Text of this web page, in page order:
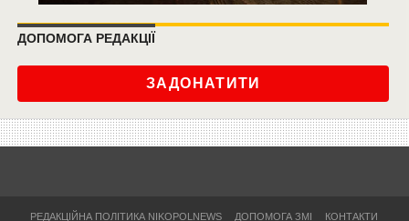
ДОПОМОГА РЕДАКЦІЇ
ЗАДОНАТИТИ
РЕДАКЦІЙНА ПОЛІТИКА NIKOPOLNEWS ДОПОМОГА ЗМІ КОНТАКТИ